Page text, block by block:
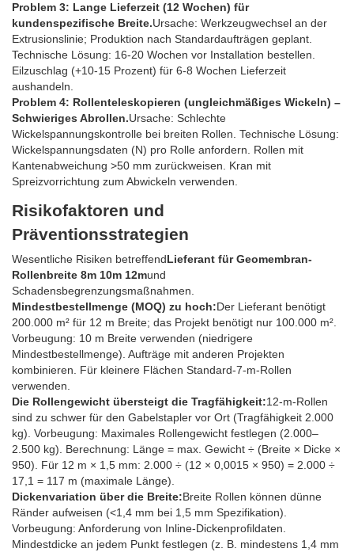
Problem 3: Lange Lieferzeit (12 Wochen) für
kundenspezifische Breite.Ursache: Werkzeugwechsel an der
Extrusionslinie; Produktion nach Standardaufträgen geplant.
Technische Lösung: 16-20 Wochen vor Installation bestellen.
Eilzuschlag (+10-15 Prozent) für 6-8 Wochen Lieferzeit
aushandeln.
Problem 4: Rollenteleskopieren (ungleichmäßiges Wickeln) –
Schwieriges Abrollen.Ursache: Schlechte
Wickelspannungskontrolle bei breiten Rollen. Technische Lösung:
Wickelspannungsdaten (N) pro Rolle anfordern. Rollen mit
Kantenabweichung >50 mm zurückweisen. Kran mit
Spreizvorrichtung zum Abwickeln verwenden.
Risikofaktoren und
Präventionsstrategien
Wesentliche Risiken betreffendLieferant für Geomembran-
Rollenbreite 8m 10m 12mund
Schadensbegrenzungsmaßnahmen.
Mindestbestellmenge (MOQ) zu hoch:Der Lieferant benötigt
200.000 m² für 12 m Breite; das Projekt benötigt nur 100.000 m².
Vorbeugung: 10 m Breite verwenden (niedrigere
Mindestbestellmenge). Aufträge mit anderen Projekten
kombinieren. Für kleinere Flächen Standard-7-m-Rollen
verwenden.
Die Rollengewicht übersteigt die Tragfähigkeit:12-m-Rollen
sind zu schwer für den Gabelstapler vor Ort (Tragfähigkeit 2.000
kg). Vorbeugung: Maximales Rollengewicht festlegen (2.000–
2.500 kg). Berechnung: Länge = max. Gewicht ÷ (Breite × Dicke ×
950). Für 12 m × 1,5 mm: 2.000 ÷ (12 × 0,0015 × 950) = 2.000 ÷
17,1 = 117 m (maximale Länge).
Dickenvariation über die Breite:Breite Rollen können dünne
Ränder aufweisen (<1,4 mm bei 1,5 mm Spezifikation).
Vorbeugung: Anforderung von Inline-Dickenprofildaten.
Mindestdicke an jedem Punkt festlegen (z. B. mindestens 1,4 mm